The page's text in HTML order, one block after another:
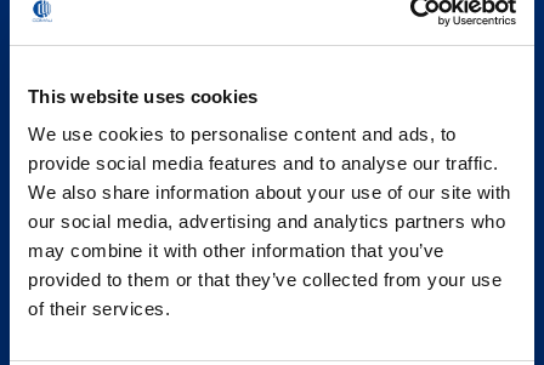
This website uses cookies
We use cookies to personalise content and ads, to
provide social media features and to analyse our traffic.
We also share information about your use of our site with
our social media, advertising and analytics partners who
may combine it with other information that you’ve
provided to them or that they’ve collected from your use
of their services.